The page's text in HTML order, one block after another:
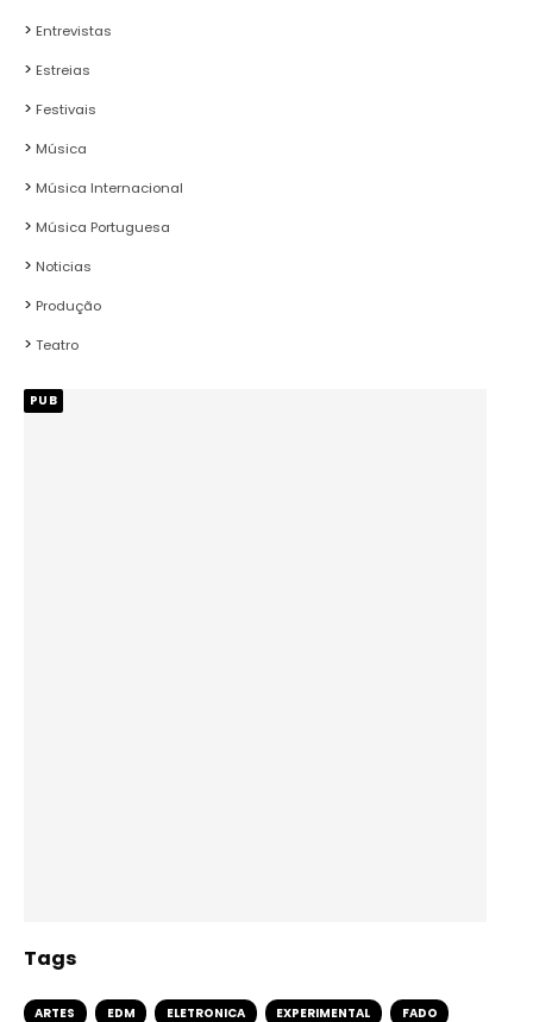
Entrevistas
Estreias
Festivais
Música
Música Internacional
Música Portuguesa
Noticias
Produção
Teatro
PUB
Tags
ARTES EDM ELETRONICA EXPERIMENTAL FADO